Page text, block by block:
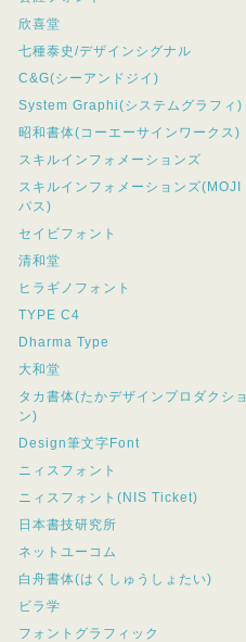
欣喜堂
七種泰史/デザインシグナル
C&G(シーアンドジイ)
System Graphi(システムグラフィ)
昭和書体(コーエーサインワークス)
スキルインフォメーションズ
スキルインフォメーションズ(MOJI
パス)
セイビフォント
清和堂
ヒラギノフォント
TYPE C4
Dharma Type
大和堂
タカ書体(たかデザインプロダクショ
ン)
Design筆文字Font
ニィスフォント
ニィスフォント(NIS Ticket)
日本書技研究所
ネットユーコム
白舟書体(はくしゅうしょたい)
ビラ学
フォントグラフィック